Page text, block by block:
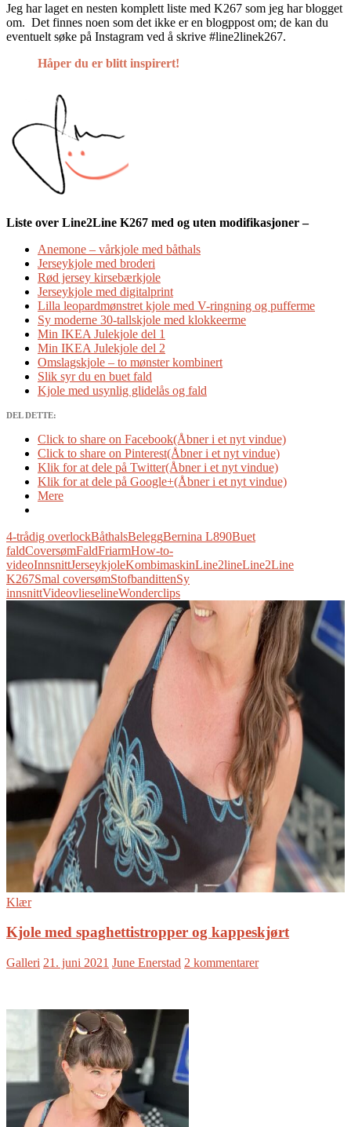
Jeg har laget en nesten komplett liste med K267 som jeg har blogget
om. Det finnes noen som det ikke er en blogppost om; de kan du
eventuelt søke på Instagram ved å skrive #line2linek267.
Håper du er blitt inspirert!
Liste over Line2Line K267 med og uten modifikasjoner –
Anemone – vårkjole med båthals
Jerseykjole med broderi
Rød jersey kirsebærkjole
Jerseykjole med digitalprint
Lilla leopardmønstret kjole med V-ringning og pufferme
Sy moderne 30-tallskjole med klokkeerme
Min IKEA Julekjole del 1
Min IKEA Julekjole del 2
Omslagskjole – to mønster kombinert
Slik syr du en buet fald
Kjole med usynlig glidelås og fald
DEL DETTE:
Click to share on Facebook(Åbner i et nyt vindue)
Click to share on Pinterest(Åbner i et nyt vindue)
Klik for at dele på Twitter(Åbner i et nyt vindue)
Klik for at dele på Google+(Åbner i et nyt vindue)
Mere
4-trådig overlockBåthalsBeleggBernina L890Buet
faldCoversømFaldFriarmHow-to-
videoInnsnittJerseykjoleKombimaskinLine2lineLine2Line
K267Smal coversømStofbandittenSy
innsnittVideovlieselineWonderclips
Klær
Kjole med spaghettistropper og kappeskjørt
Galleri 21. juni 2021 June Enerstad 2 kommentarer